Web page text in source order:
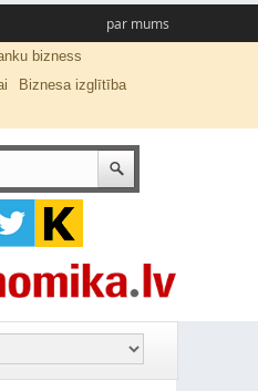
par mums
bizness
Biznesa izglītība